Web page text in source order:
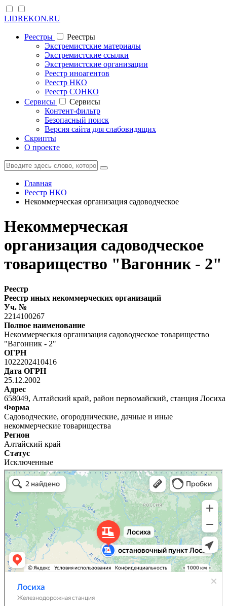
LIDREKON.RU
Реестры
Реестры
Экстремистские материалы
Экстремистские ссылки
Экстремистские организации
Реестр иноагентов
Реестр НКО
Реестр СОНКО
Cервисы
Cервисы
Контент-фильтр
Безопасный поиск
Версия сайта для слабовидящих
Скрипты
О проекте
Главная
Реестр НКО
Некоммерческая организация садоводческое
Некоммерческая
организация садоводческое
товарищество "Вагонник - 2"
Реестр
Реестр иных некоммерческих организаций
Уч. №
2214100267
Полное наименование
Некоммерческая организация садоводческое товарищество
"Вагонник - 2"
ОГРН
1022202410416
Дата ОГРН
25.12.2002
Адрес
658049, Алтайский край, район первомайский, станция Лосиха
Форма
Садоводческие, огороднические, дачные и иные
некоммерческие товарищества
Регион
Алтайский край
Статус
Исключенные